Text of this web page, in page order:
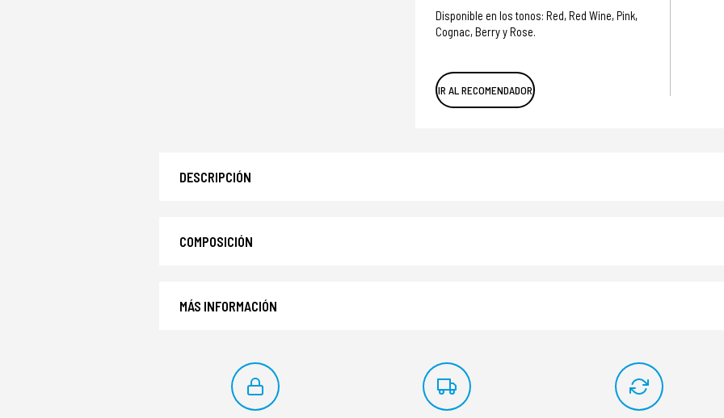
Disponible en los tonos: Red, Red Wine, Pink,
Cognac, Berry y Rose.
IR AL RECOMENDADOR
DESCRIPCIÓN
COMPOSICIÓN
MÁS INFORMACIÓN